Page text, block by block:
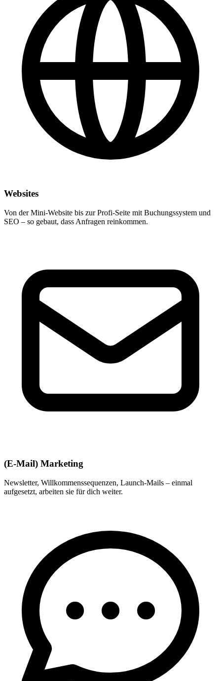
Websites
Von der Mini-Website bis zur Profi-Seite mit Buchungssystem und
SEO – so gebaut, dass Anfragen reinkommen.
(E-Mail) Marketing
Newsletter, Willkommenssequenzen, Launch-Mails – einmal
aufgesetzt, arbeiten sie für dich weiter.